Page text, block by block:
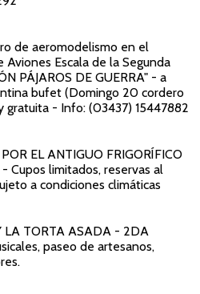
de aeromodelismo en el
Escala de la Segunda
PÁJAROS DE GUERRA" - a
bufet (Domingo 20 cordero
gratuita - Info: (03437) 15447882
EL ANTIGUO FRIGORÍFICO
Cupos limitados, reservas al
a condiciones climáticas
LA TORTA ASADA - 2DA
paseo de artesanos,